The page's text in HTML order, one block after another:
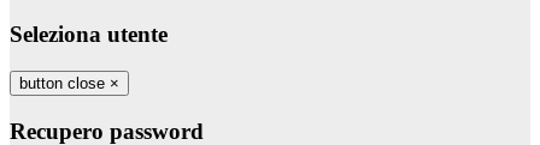
Seleziona utente
button close ×
Recupero password